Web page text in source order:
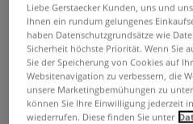
Farbpigmente
Liebe Gerstaecker Kunden, uns und
Ihnen ein rundum gelungenes
haben Datenschutzgrundsätze wie
Sicherheit höchste Priorität. Wenn Sie
Sie der Speicherung von Cookies auf
Websitenavigation zu verbessern, die
unsere Marketingbemühungen zu
können Sie Ihre Einwilligung jederzeit
wiederrufen. Diese finden Sie unter